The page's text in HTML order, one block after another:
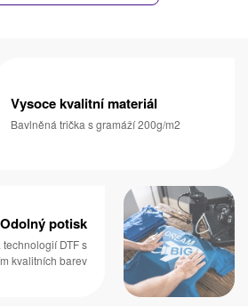
Vysoce kvalitní materiál
Bavlněná trička s gramáží 200g/m2
Odolný potisk
DTF s
kvalitních barev